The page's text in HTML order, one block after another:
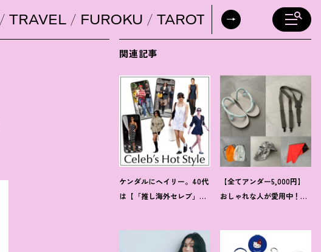
TRAVEL FUROKU TAROT DAILY
関連記事
ケンダルにヘイリー。40代
は【「推し海外セレブ」
【全てアンダー5,000円】
おしゃれな人が愛用中 ！ 夏